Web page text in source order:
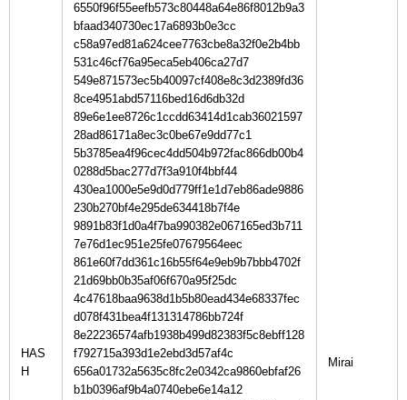
HAS
H
6550f96f55eefb573c80448a64e86f8012b9a3
bfaad340730ec17a6893b0e3cc
c58a97ed81a624cee7763cbe8a32f0e2b4bb
531c46cf76a95eca5eb406ca27d7
549e871573ec5b40097cf408e8c3d2389fd36
8ce4951abd57116bed16d6db32d
89e6e1ee8726c1ccdd63414d1cab36021597
28ad86171a8ec3c0be67e9dd77c1
5b3785ea4f96cec4dd504b972fac866db00b4
0288d5bac277d7f3a910f4bbf44
430ea1000e5e9d0d779ff1e1d7eb86ade9886
230b270bf4e295de634418b7f4e
9891b83f1d0a4f7ba990382e067165ed3b711
7e76d1ec951e25fe07679564eec
861e60f7dd361c16b55f64e9eb9b7bbb4702f
21d69bb0b35af06f670a95f25dc
4c47618baa9638d1b5b80ead434e68337fec
d078f431bea4f131314786bb724f
8e22236574afb1938b499d82383f5c8ebff128
f792715a393d1e2ebd3d57af4c
656a01732a5635c8fc2e0342ca9860ebfaf26
b1b0396af9b4a0740ebe6e14a12